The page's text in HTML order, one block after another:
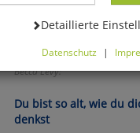
Becca Levy:
Du bist so alt, wie du
denkst
Detaillierte
Datenschutz |
Ihr Besuch nur mit
Sie, dass auf
der Seite zur